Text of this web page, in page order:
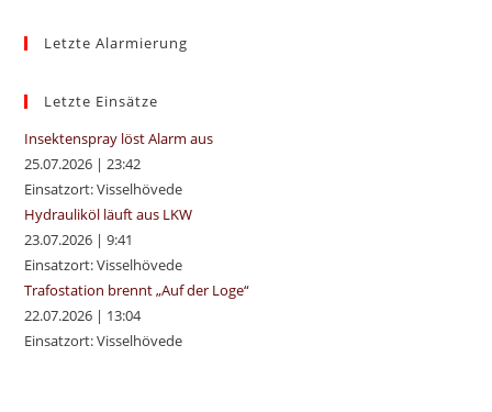
Letzte Alarmierung
Letzte Einsätze
Insektenspray löst Alarm aus
25.07.2026 |23:42
Einsatzort: Visselhövede
Hydrauliköl läuft aus LKW
23.07.2026 |9:41
Einsatzort: Visselhövede
Trafostation brennt „Auf der Loge“
22.07.2026 | 13:04
Einsatzort: Visselhövede